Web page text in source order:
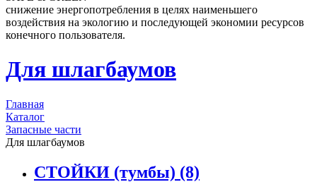
снижение энергопотребления в целях наименьшего
воздействия на экологию и последующей экономии ресурсов
конечного пользователя.
Для шлагбаумов
Главная
Каталог
Запасные части
Для шлагбаумов
СТОЙКИ (тумбы) (8)